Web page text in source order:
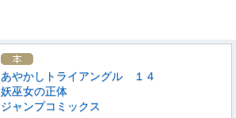
あやかしトライアングル １４
妖巫女の正体
ジャンプコミックス